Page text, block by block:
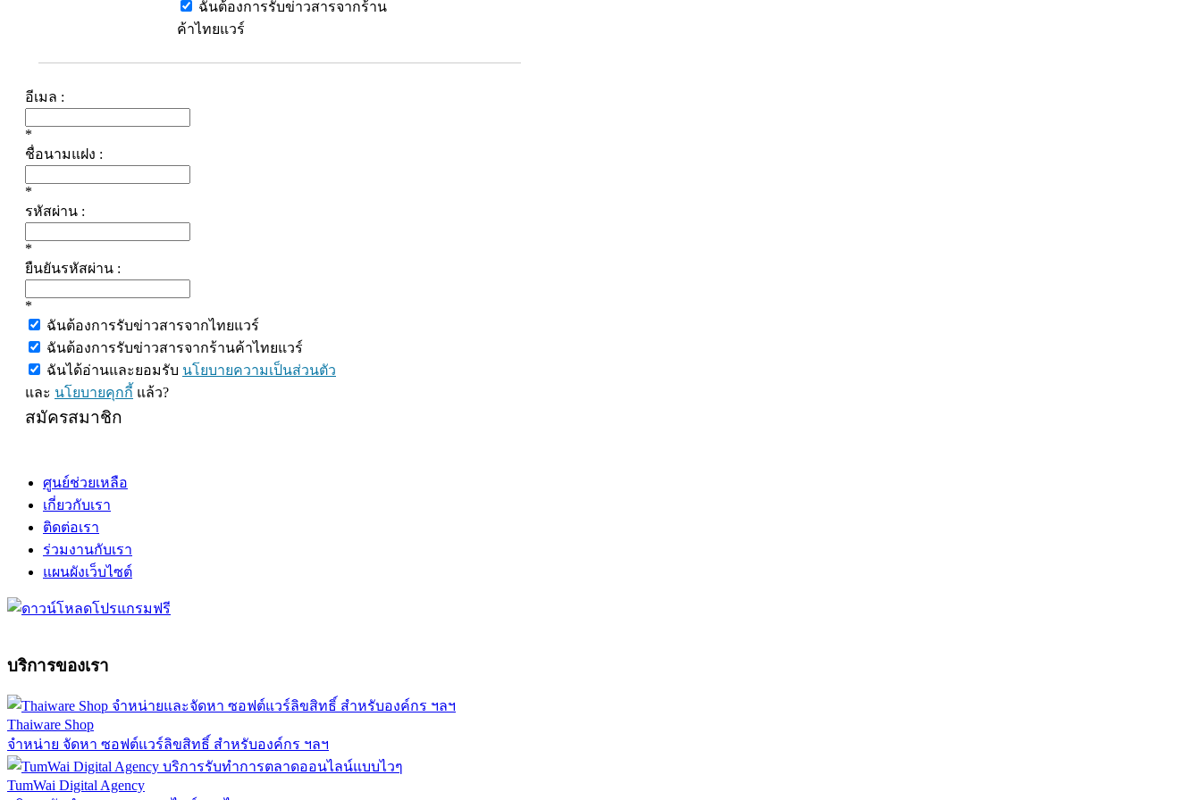
ฉันต้องการรับข่าวสารจากร้าน
ค้าไทยแวร์
อีเมล :
*
ชื่อนามแฝง :
*
รหัสผ่าน :
*
ยืนยันรหัสผ่าน :
*
ฉันต้องการรับข่าวสารจากไทยแวร์
ฉันต้องการรับข่าวสารจากร้านค้าไทยแวร์
ฉันได้อ่านและยอมรับ นโยบายความเป็นส่วนตัว
และ นโยบายคุกกี้ แล้ว?
สมัครสมาชิก
ศูนย์ช่วยเหลือ
เกี่ยวกับเรา
ติดต่อเรา
ร่วมงานกับเรา
แผนผังเว็บไซต์
บริการของเรา
Thaiware Shop
จำหน่าย จัดหา ซอฟต์แวร์ลิขสิทธิ์ สำหรับองค์กร ฯลฯ
TumWai Digital Agency